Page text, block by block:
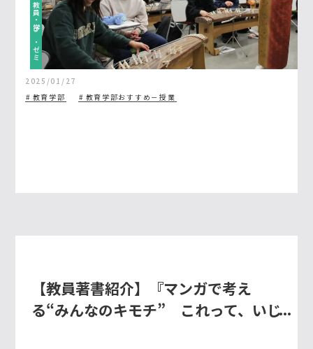
教員・学び・ゼミ
2025/01/27
教育学部
教育学部おすすめ－授業
【教員著書紹介】『マンガで考え
る“みんなのキモチ” これって、いじ